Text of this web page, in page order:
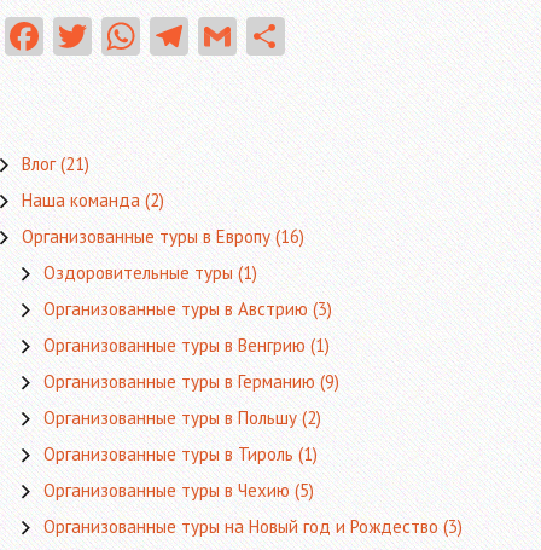
Fa
ce
b
o
o
k
T
w
itt
er
W
ha
ts
A
p
p
Te
le
gr
a
m
G
m
ai
l
О
тп
ра
в
ит
ь
Влог(21)
Наша команда(2)
Организованные туры в Европу(16)
Оздоровительные туры(1)
Организованные туры в Австрию(3)
Организованные туры в Венгрию(1)
Организованные туры в Германию(9)
Организованные туры в Польшу(2)
Организованные туры в Тироль(1)
Организованные туры в Чехию(5)
Организованные туры на Новый год и Рождество(3)